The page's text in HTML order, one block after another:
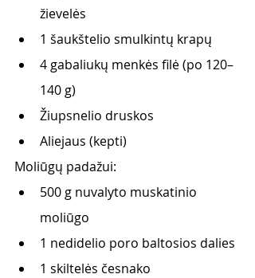
žievelės
1 šaukštelio smulkintų krapų
4 gabaliukų menkės filė (po 120–
140 g)
Žiupsnelio druskos
Aliejaus (kepti)
Moliūgų padažui:
500 g nuvalyto muskatinio
moliūgo
1 nedidelio poro baltosios dalies
1 skiltelės česnako